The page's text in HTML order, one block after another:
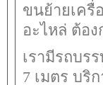
ขนย้ายเครื่
อะไหล่ ต้อ
เรามีรถบร
7 เมตร บริ